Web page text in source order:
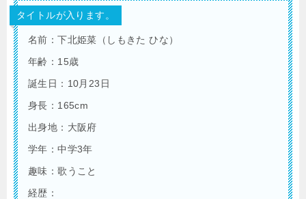
タイトルが入ります。
名前：下北姫菜（しもきた ひな）
年齢：15歳
誕生日：10月23日
身長：165cm
出身地：大阪府
学年：中学3年
趣味：歌うこと
経歴：